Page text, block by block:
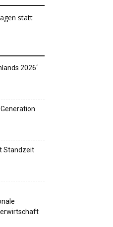
statt
2026‘
Standzeit